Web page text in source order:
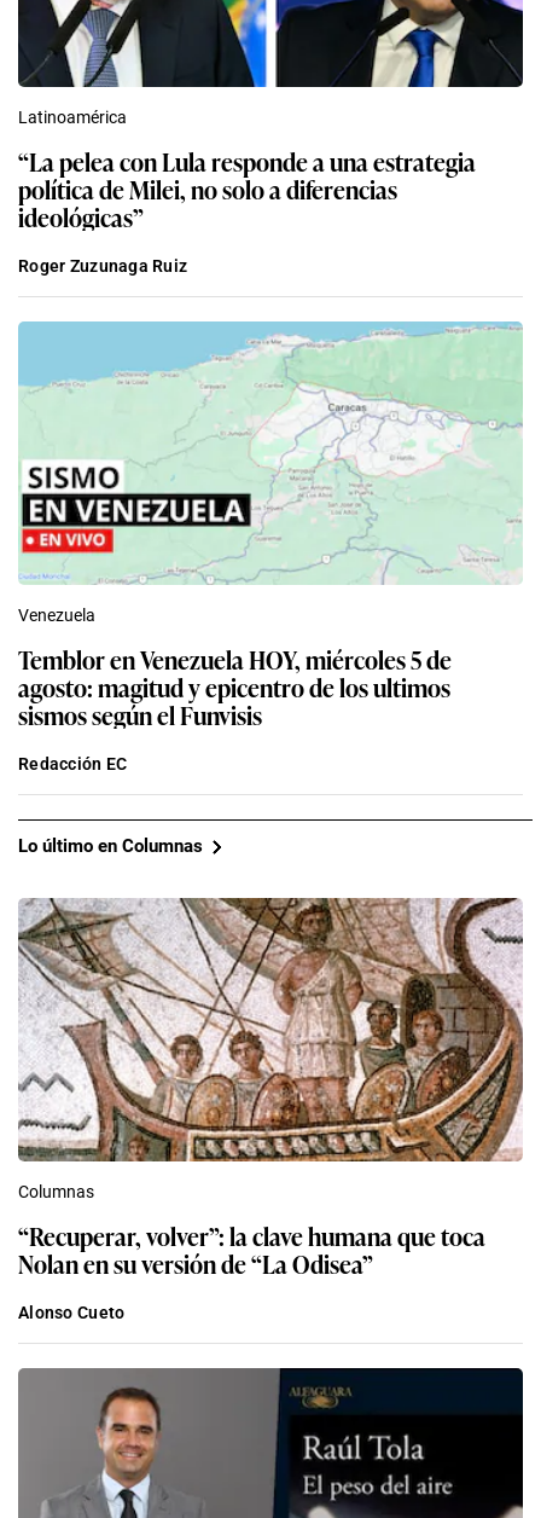
Latinoamérica
“La pelea con Lula responde a una estrategia
política de Milei, no solo a diferencias
ideológicas”
Roger Zuzunaga Ruiz
Venezuela
Temblor en Venezuela HOY, miércoles 5 de
agosto: magitud y epicentro de los ultimos
sismos según el Funvisis
Redacción EC
Lo último en Columnas
Columnas
“Recuperar, volver”: la clave humana que toca
Nolan en su versión de “La Odisea”
Alonso Cueto